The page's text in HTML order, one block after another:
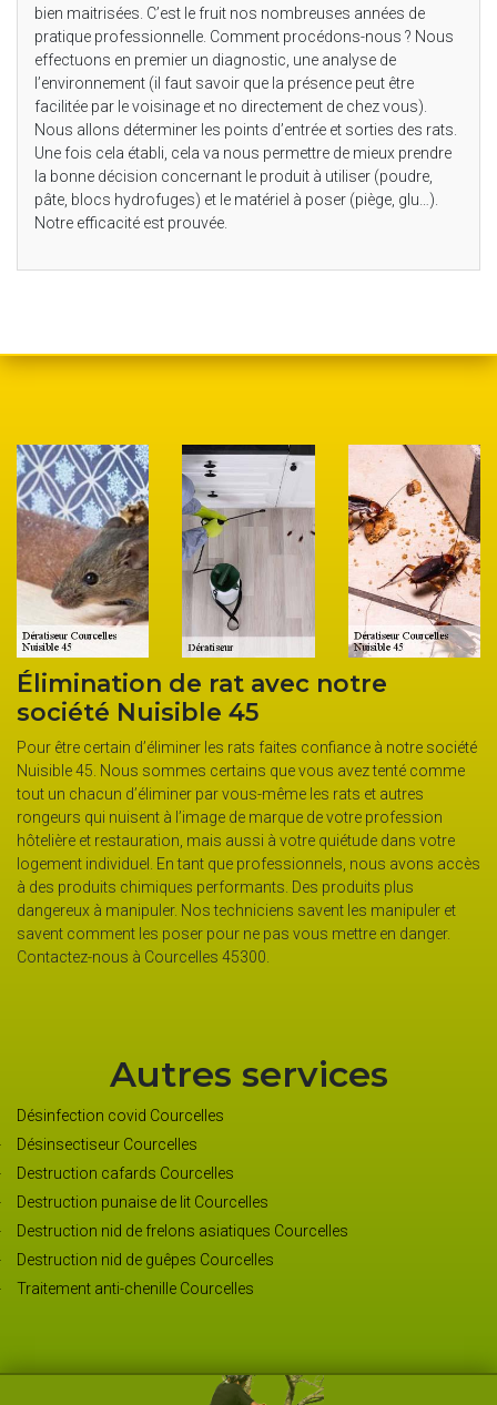
bien maitrisées. C’est le fruit nos nombreuses années de
pratique professionnelle. Comment procédons-nous ? Nous
effectuons en premier un diagnostic, une analyse de
l’environnement (il faut savoir que la présence peut être
facilitée par le voisinage et no directement de chez vous).
Nous allons déterminer les points d’entrée et sorties des rats.
Une fois cela établi, cela va nous permettre de mieux prendre
la bonne décision concernant le produit à utiliser (poudre,
pâte, blocs hydrofuges) et le matériel à poser (piège, glu…).
Notre efficacité est prouvée.
Élimination de rat avec notre
société Nuisible 45
Pour être certain d’éliminer les rats faites confiance à notre société
Nuisible 45. Nous sommes certains que vous avez tenté comme
tout un chacun d’éliminer par vous-même les rats et autres
rongeurs qui nuisent à l’image de marque de votre profession
hôtelière et restauration, mais aussi à votre quiétude dans votre
logement individuel. En tant que professionnels, nous avons accès
à des produits chimiques performants. Des produits plus
dangereux à manipuler. Nos techniciens savent les manipuler et
savent comment les poser pour ne pas vous mettre en danger.
Contactez-nous à Courcelles 45300.
Autres services
Désinfection covid Courcelles
Désinsectiseur Courcelles
Destruction cafards Courcelles
Destruction punaise de lit Courcelles
Destruction nid de frelons asiatiques Courcelles
Destruction nid de guêpes Courcelles
Traitement anti-chenille Courcelles